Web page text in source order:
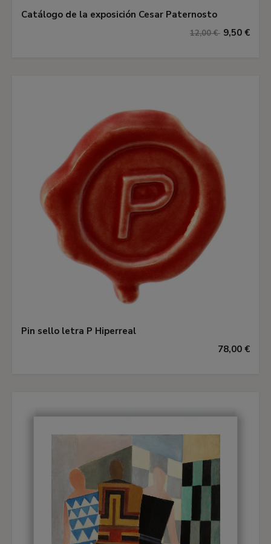
Catálogo de la exposición Cesar Paternosto
12,00 € 9,50 €
Pin sello letra P Hiperreal
78,00 €